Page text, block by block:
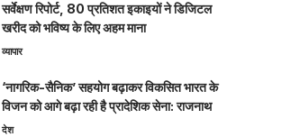
सर्वेक्षण रिपोर्ट, 80 प्रतिशत इकाइयों ने डिजिटल
खरीद को भविष्य के लिए अहम माना
व्यापार
‘नागरिक-सैनिक’ सहयोग बढ़ाकर विकसित भारत के
विजन को आगे बढ़ा रही है प्रादेशिक सेना: राजनाथ
देश